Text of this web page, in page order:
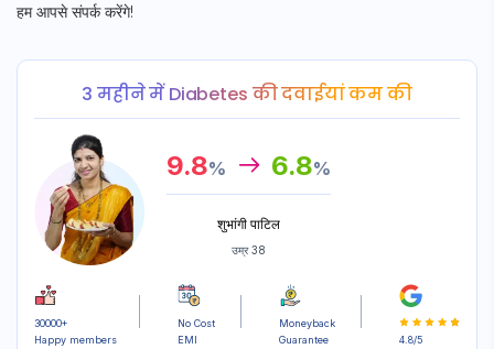
हम आपसे संपर्क करेंगे!
3 महीने में Diabetes की दवाईयां कम की
9.8% 6.8%
शुभांगी पाटिल
उम्र 38
30000+
Happy members
No Cost
EMI
Moneyback
Guarantee
4.8/5